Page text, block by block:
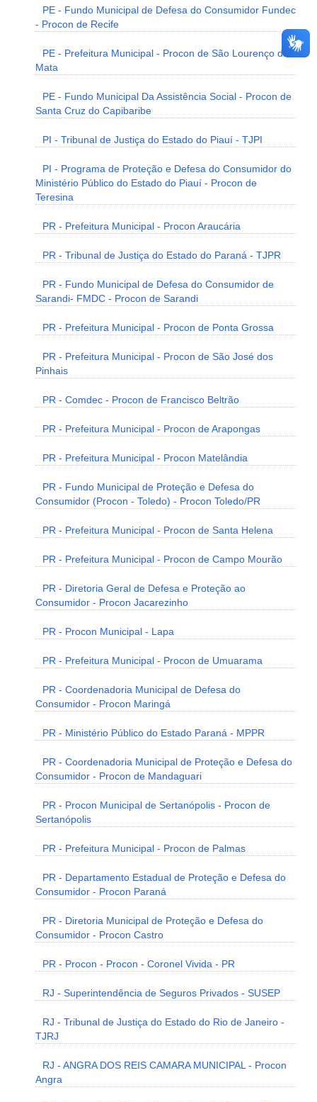
PE - Fundo Municipal de Defesa do Consumidor Fundec
- Procon de Recife
PE - Prefeitura Municipal - Procon de São Lourenço da
Mata
PE - Fundo Municipal Da Assistência Social - Procon de
Santa Cruz do Capibaribe
PI - Tribunal de Justiça do Estado do Piauí - TJPI
PI - Programa de Proteção e Defesa do Consumidor do
Ministério Público do Estado do Piauí - Procon de
Teresina
PR - Prefeitura Municipal - Procon Araucária
PR - Tribunal de Justiça do Estado do Paraná - TJPR
PR - Fundo Municipal de Defesa do Consumidor de
Sarandi- FMDC - Procon de Sarandi
PR - Prefeitura Municipal - Procon de Ponta Grossa
PR - Prefeitura Municipal - Procon de São José dos
Pinhais
PR - Comdec - Procon de Francisco Beltrão
PR - Prefeitura Municipal - Procon de Arapongas
PR - Prefeitura Municipal - Procon Matelândia
PR - Fundo Municipal de Proteção e Defesa do
Consumidor (Procon - Toledo) - Procon Toledo/PR
PR - Prefeitura Municipal - Procon de Santa Helena
PR - Prefeitura Municipal - Procon de Campo Mourão
PR - Diretoria Geral de Defesa e Proteção ao
Consumidor - Procon Jacarezinho
PR - Procon Municipal - Lapa
PR - Prefeitura Municipal - Procon de Umuarama
PR - Coordenadoria Municipal de Defesa do
Consumidor - Procon Maringá
PR - Ministério Público do Estado Paraná - MPPR
PR - Coordenadoria Municipal de Proteção e Defesa do
Consumidor - Procon de Mandaguari
PR - Procon Municipal de Sertanópolis - Procon de
Sertanópolis
PR - Prefeitura Municipal - Procon de Palmas
PR - Departamento Estadual de Proteção e Defesa do
Consumidor - Procon Paraná
PR - Diretoria Municipal de Proteção e Defesa do
Consumidor - Procon Castro
PR - Procon - Procon - Coronel Vivida - PR
RJ - Superintendência de Seguros Privados - SUSEP
RJ - Tribunal de Justiça do Estado do Rio de Janeiro -
TJRJ
RJ - ANGRA DOS REIS CAMARA MUNICIPAL - Procon
Angra